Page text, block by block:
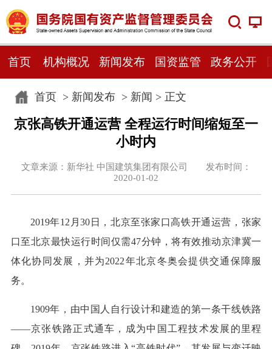
首页 机构概况 新闻发布 国资监管 政务公开
首页> 新闻发布> 新闻 > 正文
京张高铁开通运营 全程运行时间缩短至一
小时内
文章来源：新华社 中国建筑集团有限公司 发布时间：
2020-01-02
2019年12月30日，北京至张家口高铁开通运营，张家
口至北京最快运行时间仅需47分钟，将有效推动京津冀一
体化协同发展，并为2022年北京冬奥会提供交通保障服
务。
1909年，由中国人自行设计和建造的第一条干线铁路
——京张铁路正式通车，成为中国工程技术发展的里程